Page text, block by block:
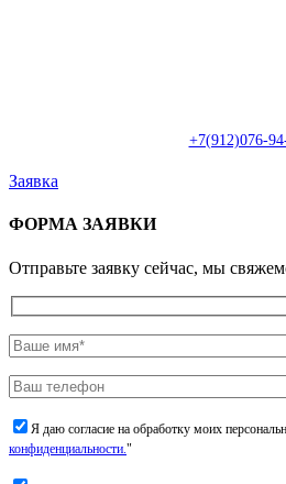
+7(912)076-
Заявка
ФОРМА ЗАЯВКИ
Отправьте заявку сейчас, мы
Я даю согласие на обработку моих
конфиденциальности."